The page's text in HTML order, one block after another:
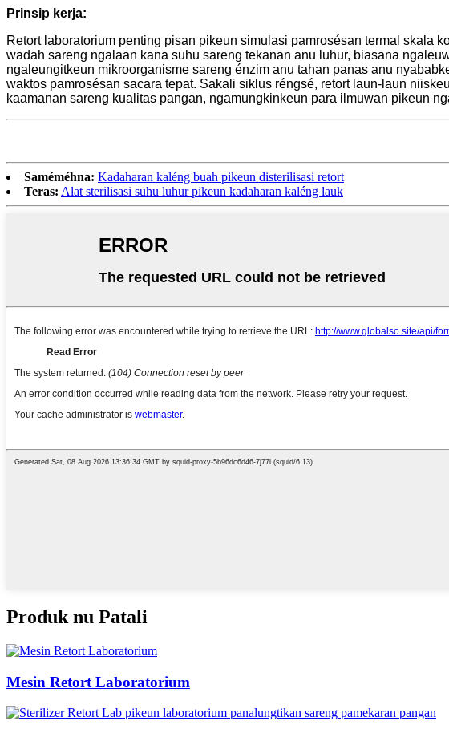
Prinsip kerja:
Retort laboratorium penting pisan pikeun simulasi pamrosésan termal skala
wadah sareng ngalaan kana suhu sareng tekanan anu luhur, biasana
ngaleungitkeun mikroorganisme sareng énzim anu tahan panas anu
waktos pamrosésan sacara tepat. Sakali siklus réngsé, retort laun-laun
kaamanan sareng kualitas pangan, ngamungkinkeun para ilmuwan pikeun
Saméméhna: Kadaharan kaléng buah pikeun disterilisasi retort
Teras: Alat sterilisasi suhu luhur pikeun kadaharan kaléng lauk
Produk nu Patali
Mesin Retort Laboratorium